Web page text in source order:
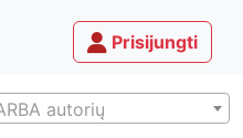
Prisijungti
autorių